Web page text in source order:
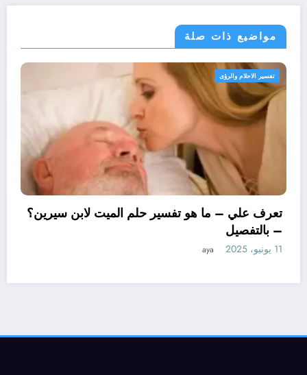
مواضيع ذات صلة
تعرف علي –
هو تأويل ابن سيرين لتفسير حلم